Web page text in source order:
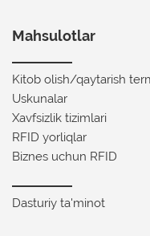
Mahsulotlar
Kitob olish/qaytarish
Uskunalar
Xavfsizlik tizimlari
RFID yorliqlar
Biznes uchun RFID
Dasturiy ta'minot